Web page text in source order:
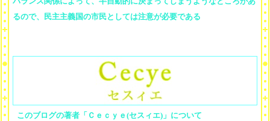
るので、民主主義国の市民としては注意が必要である
このブログの著者「Ｃｅｃｙｅ(セスィエ)」について